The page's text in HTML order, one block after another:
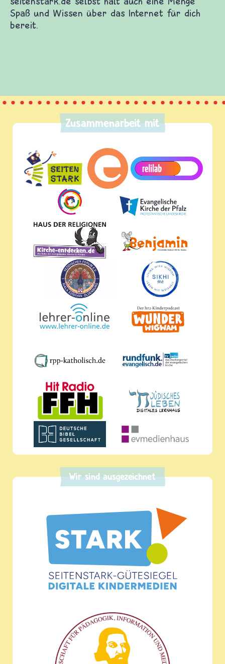
Zusammenarbeit mit
Wir sind ausgezeichnet